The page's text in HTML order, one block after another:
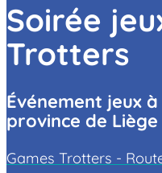
Soirée
Trotters
Événement jeux
province de Liège
Games Trotters -